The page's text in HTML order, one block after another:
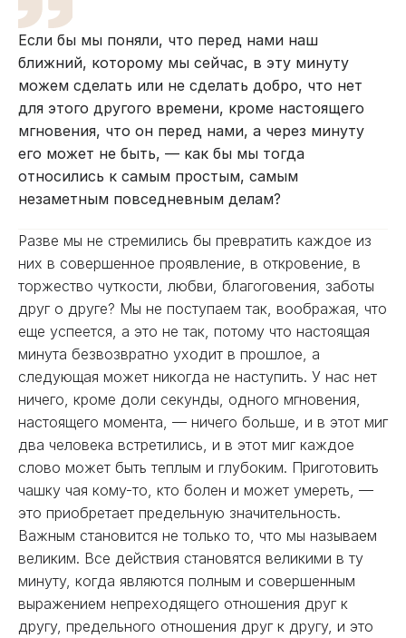
Если бы мы поняли, что перед нами наш
ближний, которому мы сейчас, в эту минуту
можем сделать или не сделать добро, что нет
для этого другого времени, кроме настоящего
мгновения, что он перед нами, а через минуту
его может не быть, — как бы мы тогда
относились к самым простым, самым
незаметным повседневным делам?
Разве мы не стремились бы превратить каждое из
них в совершенное проявление, в откровение, в
торжество чуткости, любви, благоговения, заботы
друг о друге? Мы не поступаем так, воображая, что
еще успеется, а это не так, потому что настоящая
минута безвозвратно уходит в прошлое, а
следующая может никогда не наступить. У нас нет
ничего, кроме доли секунды, одного мгновения,
настоящего момента, — ничего больше, и в этот миг
два человека встретились, и в этот миг каждое
слово может быть теплым и глубоким. Приготовить
чашку чая кому-то, кто болен и может умереть, —
это приобретает предельную значительность.
Важным становится не только то, что мы называем
великим. Все действия становятся великими в ту
минуту, когда являются полным и совершенным
выражением непреходящего отношения друг к
другу, предельного отношения друг к другу, и это